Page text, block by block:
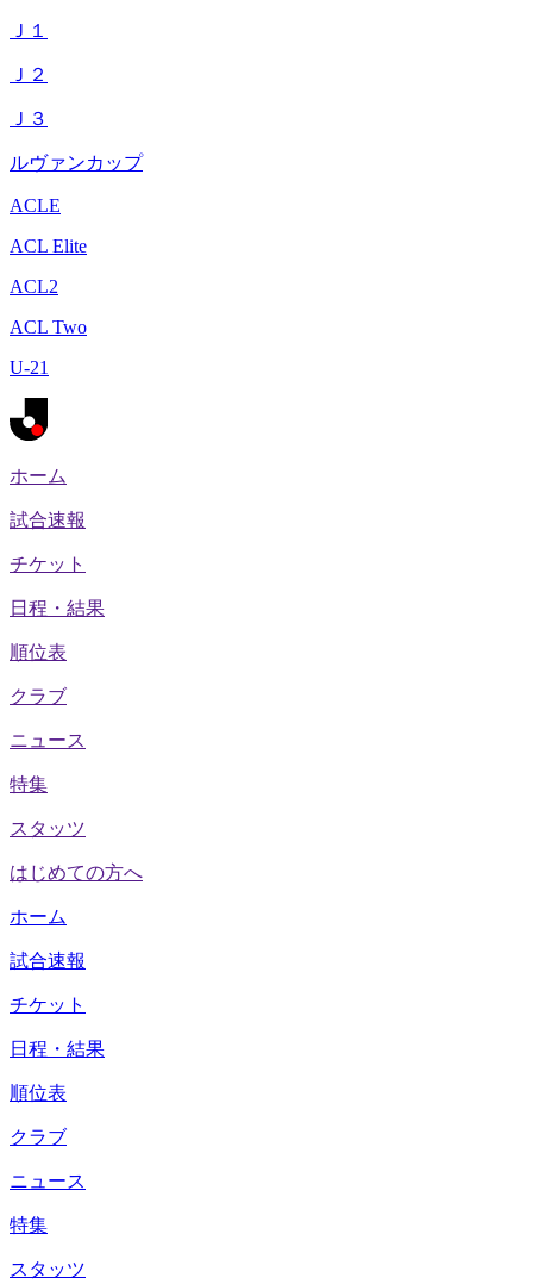
Ｊ１
Ｊ２
Ｊ３
ルヴァンカップ
ACLE
ACL Elite
ACL2
ACL Two
U-21
ホーム
試合速報
チケット
日程・結果
順位表
クラブ
ニュース
特集
スタッツ
はじめての方へ
ホーム
試合速報
チケット
日程・結果
順位表
クラブ
ニュース
特集
スタッツ